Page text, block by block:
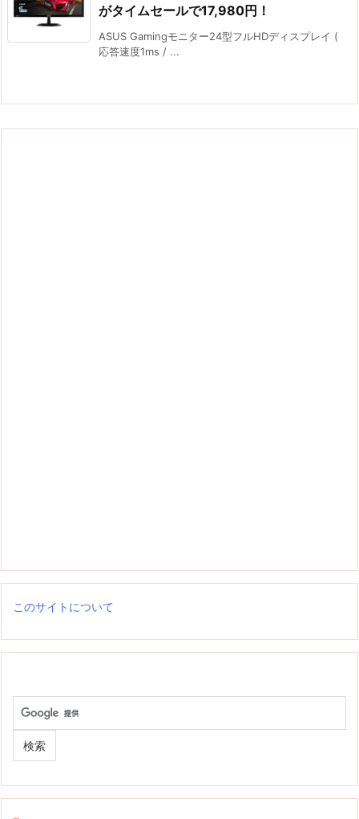
がタイムセールで17,980円！
ASUS Gamingモニター24型フルHDディスプレイ (
応答速度1ms / ...
このサイトについて